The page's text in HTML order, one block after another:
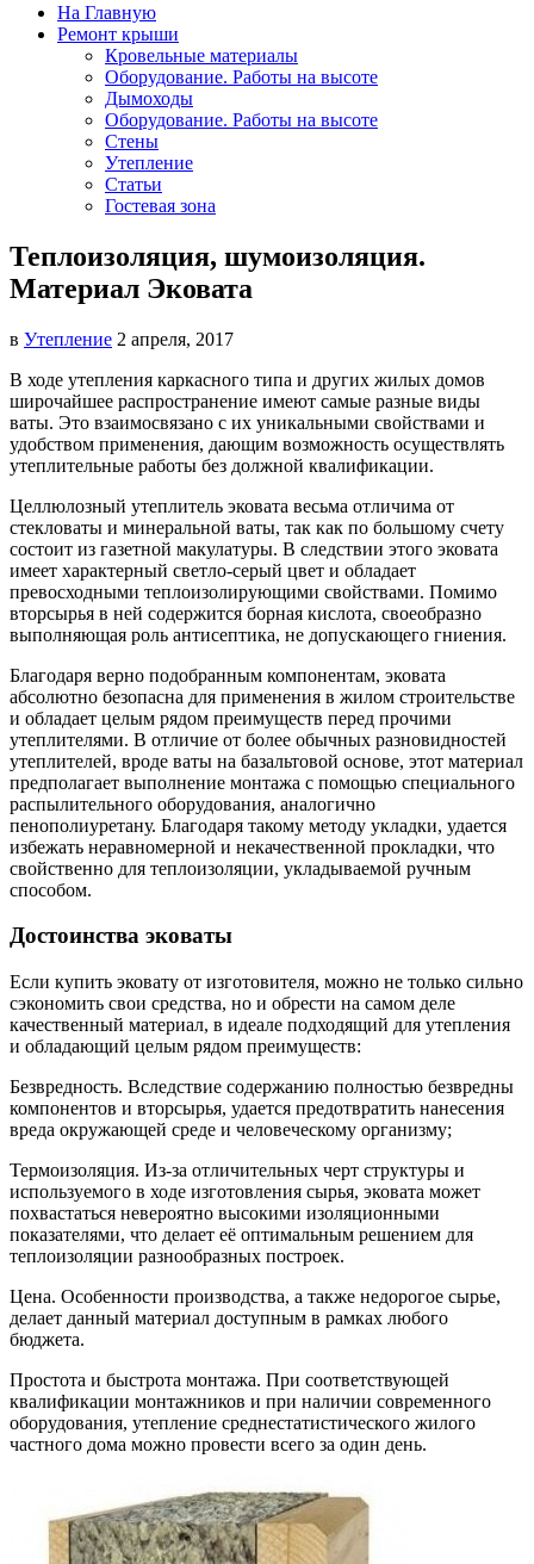
На Главную
Ремонт крыши
Кровельные материалы
Оборудование. Работы на высоте
Дымоходы
Оборудование. Работы на высоте
Стены
Утепление
Статьи
Гостевая зона
Теплоизоляция, шумоизоляция.
Материал Эковата
в Утепление 2 апреля, 2017
В ходе утепления каркасного типа и других жилых домов
широчайшее распространение имеют самые разные виды
ваты. Это взаимосвязано с их уникальными свойствами и
удобством применения, дающим возможность осуществлять
утеплительные работы без должной квалификации.
Целлюлозный утеплитель эковата весьма отличима от
стекловаты и минеральной ваты, так как по большому счету
состоит из газетной макулатуры. В следствии этого эковата
имеет характерный светло-серый цвет и обладает
превосходными теплоизолирующими свойствами. Помимо
вторсырья в ней содержится борная кислота, своеобразно
выполняющая роль антисептика, не допускающего гниения.
Благодаря верно подобранным компонентам, эковата
абсолютно безопасна для применения в жилом строительстве
и обладает целым рядом преимуществ перед прочими
утеплителями. В отличие от более обычных разновидностей
утеплителей, вроде ваты на базальтовой основе, этот материал
предполагает выполнение монтажа с помощью специального
распылительного оборудования, аналогично
пенополиуретану. Благодаря такому методу укладки, удается
избежать неравномерной и некачественной прокладки, что
свойственно для теплоизоляции, укладываемой ручным
способом.
Достоинства эковаты
Если купить эковату от изготовителя, можно не только сильно
сэкономить свои средства, но и обрести на самом деле
качественный материал, в идеале подходящий для утепления
и обладающий целым рядом преимуществ:
Безвредность. Вследствие содержанию полностью безвредны
компонентов и вторсырья, удается предотвратить нанесения
вреда окружающей среде и человеческому организму;
Термоизоляция. Из-за отличительных черт структуры и
используемого в ходе изготовления сырья, эковата может
похвастаться невероятно высокими изоляционными
показателями, что делает её оптимальным решением для
теплоизоляции разнообразных построек.
Цена. Особенности производства, а также недорогое сырье,
делает данный материал доступным в рамках любого
бюджета.
Простота и быстрота монтажа. При соответствующей
квалификации монтажников и при наличии современного
оборудования, утепление среднестатистического жилого
частного дома можно провести всего за один день.